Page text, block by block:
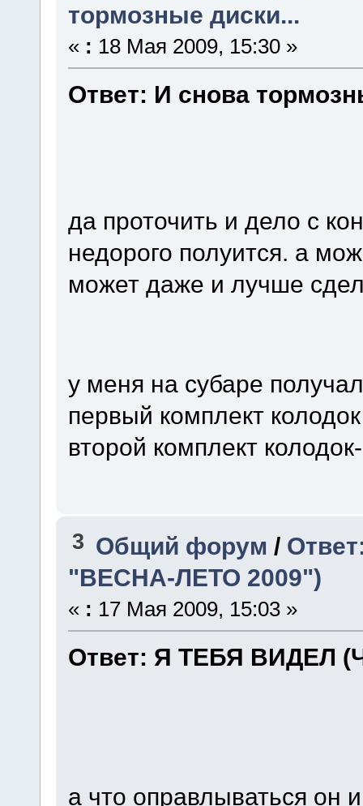
тормозные диски...
« : 18 Мая 2009, 15:30 »
Ответ: И снова
да проточить и дело с
недорого полуится. а
может даже и лучше
у меня на субаре
первый комплект
второй комплект
3 Общий форум /
"ВЕСНА-ЛЕТО 2009")
« : 17 Мая 2009, 15:03 »
Ответ: Я ТЕБЯ ВИДЕЛ
а что оправлываться он